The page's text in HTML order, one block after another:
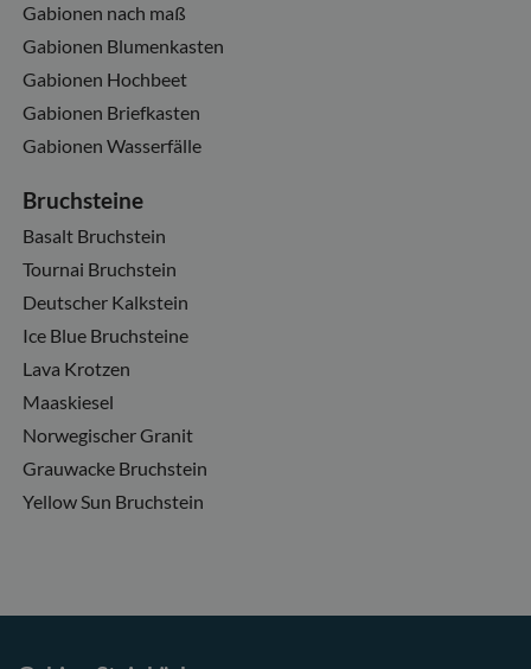
Gabionen nach maß
Gabionen Blumenkasten
Gabionen Hochbeet
Gabionen Briefkasten
Gabionen Wasserfälle
Bruchsteine
Basalt Bruchstein
Tournai Bruchstein
Deutscher Kalkstein
Ice Blue Bruchsteine
Lava Krotzen
Maaskiesel
Norwegischer Granit
Grauwacke Bruchstein
Yellow Sun Bruchstein